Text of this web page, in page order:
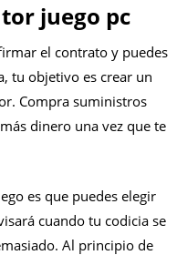
juego pc
el contrato y puedes
tu objetivo es crear un
Compra suministros
dinero una vez que te
es que puedes elegir
cuando tu codicia se
Al principio de